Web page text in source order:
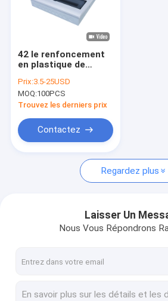
Visite d'usine
Nouvelles
Cas
Boîte de distribution de MCB
10 boîte de la manière MCB
Boîte monophasé MCB
42 le renfoncement
en plastique de
la boîte IP40 MCB de
distribution
électrique de
Prix:3.5-25USD
MOQ:100PCS
Trouvez les derniers prix
Contactez
Regardez plus
Laisser Un
Nous Vous Répondrons